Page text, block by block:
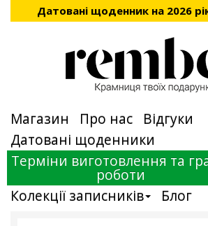
Датовані щоденник на 2026
Магазин Про нас
Відгуки
Датовані щоденники
Терміни виготовлення та
роботи
Колекції записників
Блог